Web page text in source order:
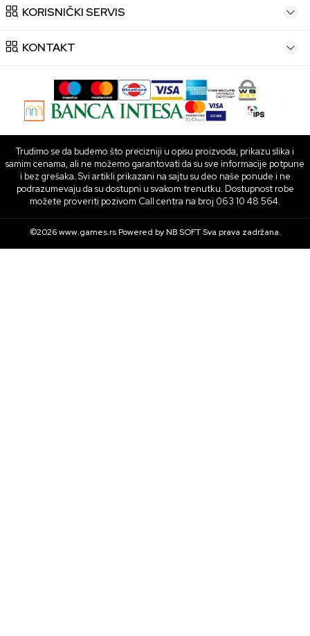
KORISNIČKI SERVIS
KONTAKT
Trudimo se da budemo što precizniji u opisu proizvoda, prikazu slika i
samim cenama, ali ne možemo garantovati da su sve informacije potpune
i bez grešaka. Svi artikli prikazani na sajtu su deo naše ponude i ne
podrazumevaju da su dostupni u svakom trenutku. Dostupnost robe
možete proveriti pozivom Call centra na broj 063 10 48 564.
©2026www.games.rs Powered byNB SOFTSva prava zadržana.